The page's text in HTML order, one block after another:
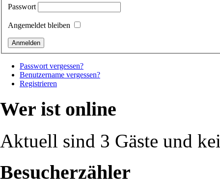
Passwort
Angemeldet bleiben
Passwort vergessen?
Benutzername vergessen?
Registrieren
Wer ist online
Aktuell sind 3 Gäste und
Besucherzähler